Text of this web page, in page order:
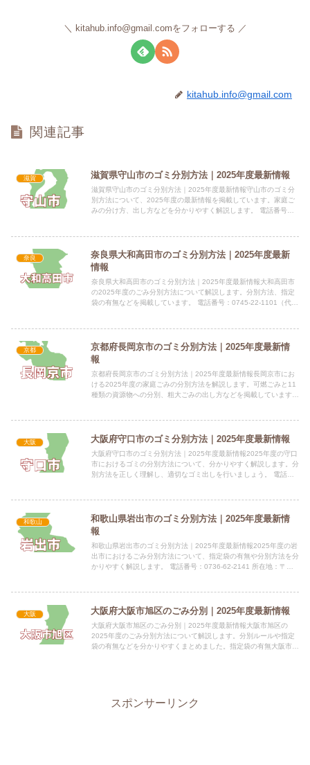
kitahub.info@gmail.comをフォローする
kitahub.info@gmail.com
関連記事
滋賀 滋賀県守山市のゴミ分別方法｜2025年度最新情報
滋賀県守山市のゴミ分別方法｜2025年度最新情報守山市のゴミ分
別方法について、2025年度の最新情報を掲載しています。家庭ご
みの分け方、出し方などを分かりやすく解説します。 電話番号：
奈良
奈良県大和高田市のゴミ分別方法｜2025年度最新
情報
奈良県大和高田市のゴミ分別方法｜2025年度最新情報大和高田市
の2025年度のごみ分別方法について解説します。分別方法、指定
袋の有無などを掲載しています。 電話番号：0745-22-1101（代
京都
京都府長岡京市のゴミ分別方法｜2025年度最新情
報
京都府長岡京市のゴミ分別方法｜2025年度最新情報長岡京市にお
ける2025年度の家庭ごみの分別方法を解説します。可燃ごみと11
種類の資源物への分別、粗大ごみの出し方などを掲載しています。
大阪 大阪府守口市のゴミ分別方法｜2025年度最新情報
大阪府守口市のゴミ分別方法｜2025年度最新情報2025年度の守口
市におけるゴミの分別方法について、分かりやすく解説します。分
別方法を正しく理解し、適切なゴミ出しを行いましょう。 電話番
和歌山
和歌山県岩出市のゴミ分別方法｜2025年度最新情
報
和歌山県岩出市のゴミ分別方法｜2025年度最新情報2025年度の岩
出市におけるごみ分別方法について、指定袋の有無や分別方法を分
かりやすく解説します。 電話番号：0736-62-2141 所在地：〒
大阪 大阪府大阪市旭区のごみ分別｜2025年度最新情報
大阪府大阪市旭区のごみ分別｜2025年度最新情報大阪市旭区の
2025年度のごみ分別方法について解説します。分別ルールや指定
袋の有無などを分かりやすくまとめました。指定袋の有無大阪市旭
スポンサーリンク